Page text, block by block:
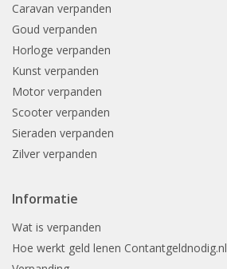
Caravan verpanden
Goud verpanden
Horloge verpanden
Kunst verpanden
Motor verpanden
Scooter verpanden
Sieraden verpanden
Zilver verpanden
Informatie
Wat is verpanden
Hoe werkt geld lenen